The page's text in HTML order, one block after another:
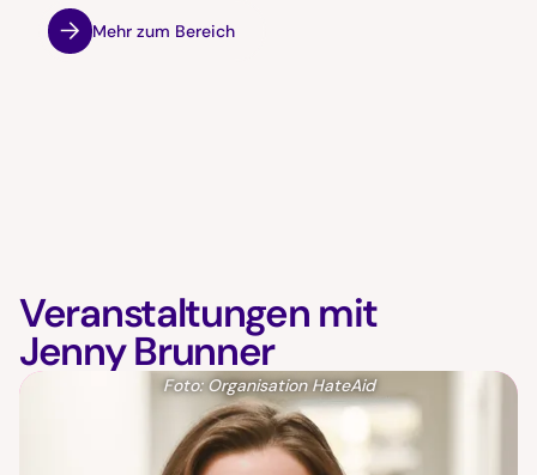
Mehr zum Bereich
Veranstaltungen mit
Jenny Brunner
Foto: Organisation HateAid